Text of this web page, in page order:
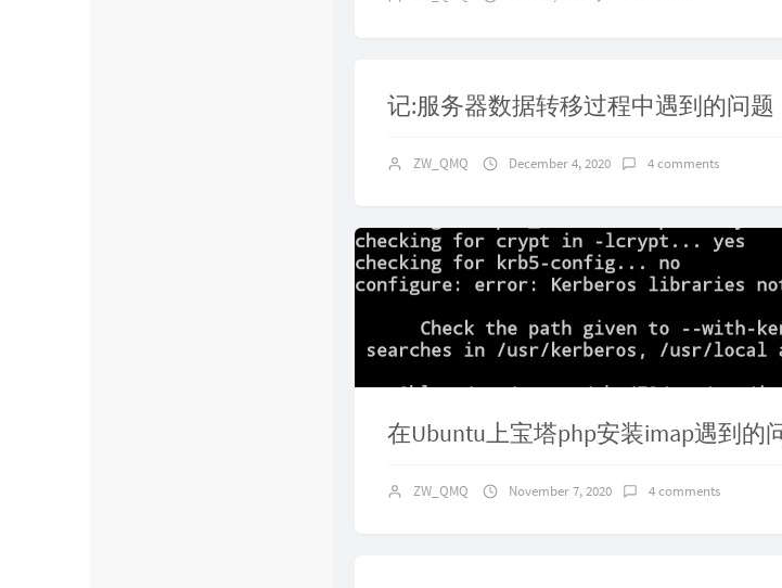
FileGator与Directory Lister------简约云盘
记:服务器数据转移过程中遇到的问题